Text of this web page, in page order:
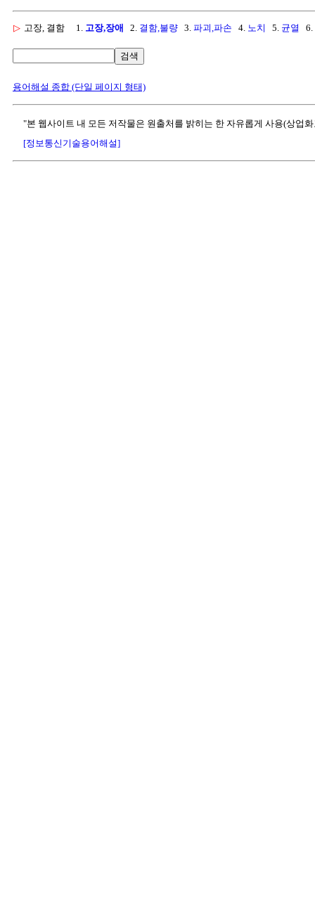
▷ 고장, 결함 1. 고장,장애 2. 결함,불량 3. 파괴,파손 4. 노치 5. 균열 6.
검색
용어해설 종합 (단일 페이지 형태)
"본 웹사이트 내 모든 저작물은 원출처를 밝히는 한 자유롭게 사용(상업
[정보통신기술용어해설]